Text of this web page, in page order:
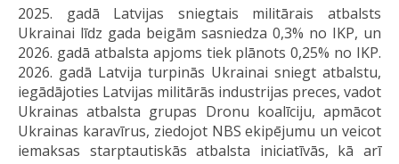
2025. gadā Latvijas sniegtais militārais atbalsts
Ukrainai līdz gada beigām sasniedza 0,3% no IKP, un
2026. gadā atbalsta apjoms tiek plānots 0,25% no IKP.
2026. gadā Latvija turpinās Ukrainai sniegt atbalstu,
iegādājoties Latvijas militārās industrijas preces, vadot
Ukrainas atbalsta grupas Dronu koalīciju, apmācot
Ukrainas karavīrus, ziedojot NBS ekipējumu un veicot
iemaksas starptautiskās atbalsta iniciatīvās, kā arī